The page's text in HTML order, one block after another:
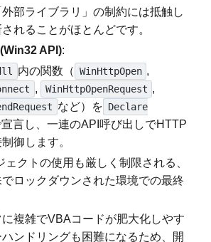
部ライブラリ」の制約には抵触し
れることがほとんどです。
API):
内の関数（ WinHttpOpen ,
, WinHttpOpenRequest ,
など）を Declare
宣言し、一連のAPI呼び出しでHTTP
御します。
ェクトの使用も厳しく制限される、
ロックダウンされた環境での最終
複雑でVBAコードが肥大化しやす
ハンドリングも困難になるため、開